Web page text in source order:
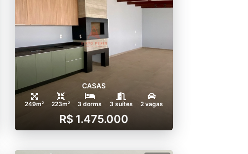
CASAS
249m² 223m² 3 dorms 3 suítes 2 vagas
R$ 1.475.000